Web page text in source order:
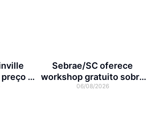
da
agosto
Sebrae/SC oferece
workshop gratuito sobre
franquias em Joinville
06/08/2026